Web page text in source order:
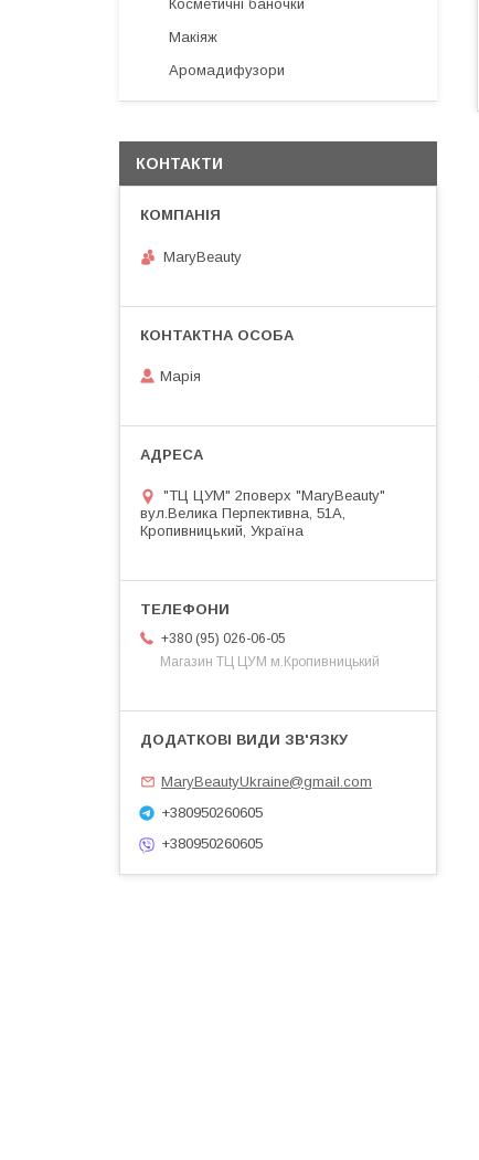
Косметичні баночки
Макіяж
Аромадифузори
КОНТАКТИ
MaryBeauty
Марія
"ТЦ ЦУМ" 2поверх "MaryBeauty"
вул.Велика Перпективна, 51А,
Кропивницький, Україна
+380 (95) 026-06-05
Магазин ТЦ ЦУМ м.Кропивницький
MaryBeautyUkraine@gmail.com
+380950260605
+380950260605